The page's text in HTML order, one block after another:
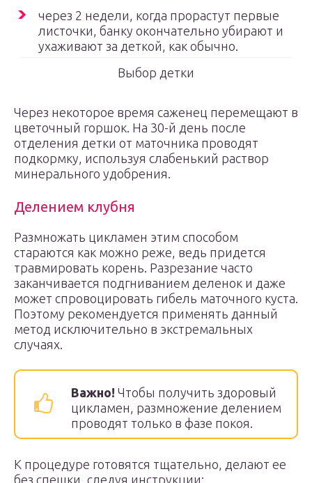
через 2 недели, когда прорастут первые
листочки, банку окончательно убирают и
ухаживают за деткой, как обычно.
Выбор детки
Через некоторое время саженец перемещают в
цветочный горшок. На 30-й день после
отделения детки от маточника проводят
подкормку, используя слабенький раствор
минерального удобрения.
Делением клубня
Размножать цикламен этим способом
стараются как можно реже, ведь придется
травмировать корень. Разрезание часто
заканчивается подгниванием деленок и даже
может спровоцировать гибель маточного куста.
Поэтому рекомендуется применять данный
метод исключительно в экстремальных
случаях.
Важно! Чтобы получить здоровый
цикламен, размножение делением
проводят только в фазе покоя.
К процедуре готовятся тщательно, делают ее
без спешки, следуя инструкции: